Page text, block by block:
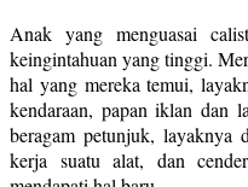
Anak yang menguasai
keingintahuan yang tinggi.
hal yang mereka temui,
kendaraan, papan iklan dan
beragam petunjuk, layaknya
kerja suatu alat, dan